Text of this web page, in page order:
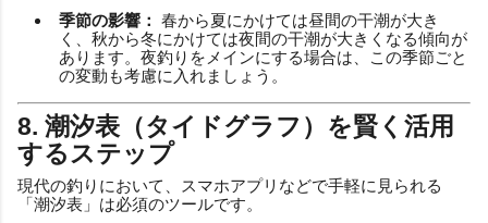
季節の影響： 春から夏にかけては昼間の干潮が大き
く、秋から冬にかけては夜間の干潮が大きくなる傾向が
あります。夜釣りをメインにする場合は、この季節ごと
の変動も考慮に入れましょう。
8. 潮汐表（タイドグラフ）を賢く活用
するステップ
現代の釣りにおいて、スマホアプリなどで手軽に見られる
「潮汐表」は必須のツールです。